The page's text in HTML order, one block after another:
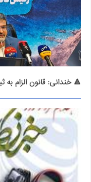
🔺 خندانی: قانون الزام